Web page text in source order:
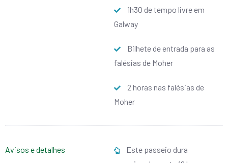
1h30 de tempo livre em
Galway
Bilhete de entrada para as
falésias de Moher
2 horas nas falésias de
Moher
Avisos e detalhes
Este passeio dura